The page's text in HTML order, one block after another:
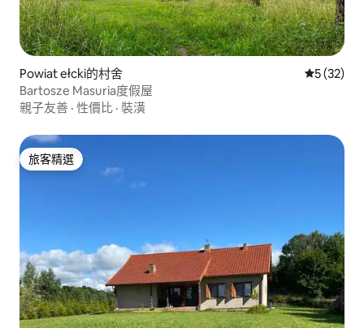
Powiat ełcki的村舍 從 32 則評
5 (32)
Bartosze Masuria度假屋
親子友善 · 性價比 · 裝潢
旅客精選
旅客精選